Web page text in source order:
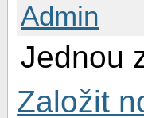
Admin
Jednou
Založit